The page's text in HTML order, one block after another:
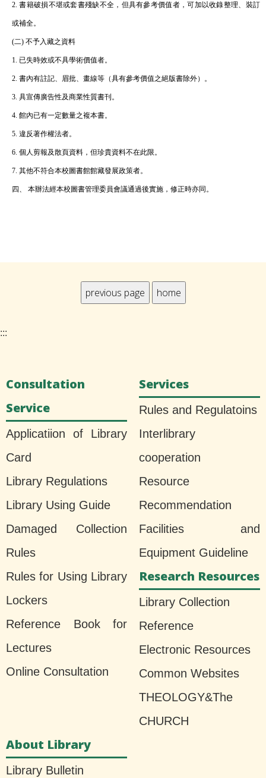
2. 書籍破損不堪或套書殘缺不全，但具有參考價值者，可加以收錄整理、裝訂
或補全。
(二) 不予入藏之資料
1. 已失時效或不具學術價值者。
2. 書內有註記、眉批、畫線等（具有參考價值之絕版書除外）。
3. 具宣傳廣告性及商業性質書刊。
4. 館內已有一定數量之複本書。
5. 違反著作權法者。
6. 個人剪報及散頁資料，但珍貴資料不在此限。
7. 其他不符合本校圖書館館藏發展政策者。
四、 本辦法經本校圖書管理委員會議通過後實施，修正時亦同。
:::
Consultation
Service
Applicatiion of Library
Card
Library Regulations
Library Using Guide
Damaged Collection
Rules
Rules for Using Library
Lockers
Reference Book for
Lectures
Online Consultation
Services
Rules and Regulatoins
Interlibrary
cooperation
Resource
Recommendation
Facilities and
Equipment Guideline
Research Resources
Library Collection
Reference
Electronic Resources
Common Websites
THEOLOGY&The
CHURCH
About Library
Library Bulletin